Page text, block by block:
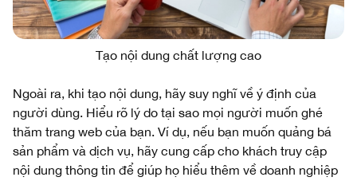
Tạo nội dung chất lượng cao
Ngoài ra, khi tạo nội dung, hãy suy nghĩ về ý định của
người dùng. Hiểu rõ lý do tại sao mọi người muốn ghé
thăm trang web của bạn. Ví dụ, nếu bạn muốn quảng bá
sản phẩm và dịch vụ, hãy cung cấp cho khách truy cập
nội dung thông tin để giúp họ hiểu thêm về doanh nghiệp